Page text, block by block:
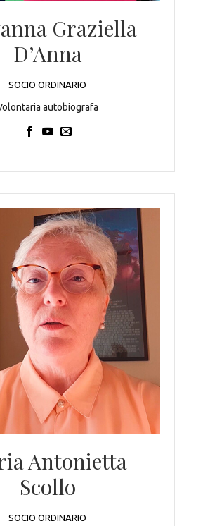
Graziella
D’Anna
SOCIO ORDINARIO
autobiografa
Antonietta
Scollo
SOCIO ORDINARIO